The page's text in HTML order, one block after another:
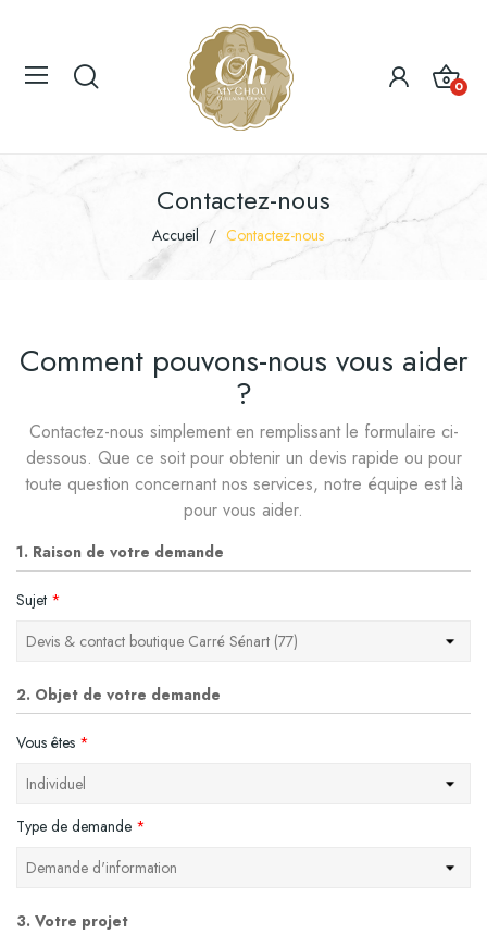
0
Contactez-nous
Accueil Contactez-nous
Comment pouvons-nous vous aider
?
Contactez-nous simplement en remplissant le formulaire ci-
dessous. Que ce soit pour obtenir un devis rapide ou pour
toute question concernant nos services, notre équipe est là
pour vous aider.
1. Raison de votre demande
Sujet *
2. Objet de votre demande
Vous êtes *
Type de demande *
3. Votre projet